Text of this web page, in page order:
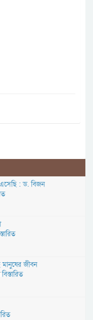
: ড. বিজন
জীবন
বিস্তারিত